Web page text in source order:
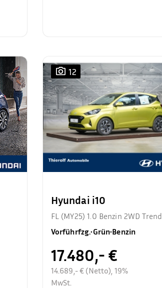
12
Hyundai i10
FL (MY25) 1.0 Benzin 2WD Trend
Komfortpaket
Vorführfzg.•Grün•Benzin
17.480,- €
14.689,- € (Netto), 19%
MwSt.